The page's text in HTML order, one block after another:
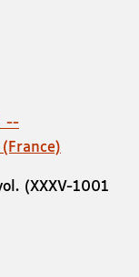
--
(XXXV-1001